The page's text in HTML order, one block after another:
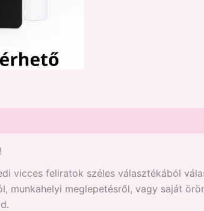
vicces feliratok széles választékából
munkahelyi meglepetésről, vagy saját